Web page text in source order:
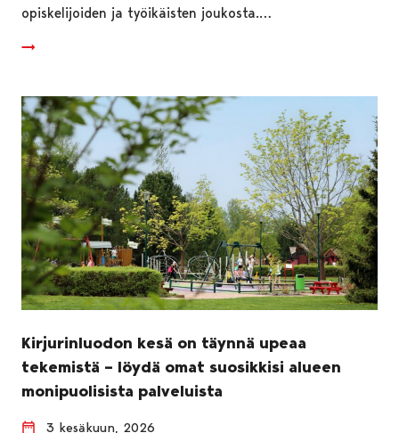
opiskelijoiden ja työikäisten joukosta.…
Kirjurinluodon kesä on täynnä upeaa
tekemistä – löydä omat suosikkisi alueen
monipuolisista palveluista
3 kesäkuun, 2026